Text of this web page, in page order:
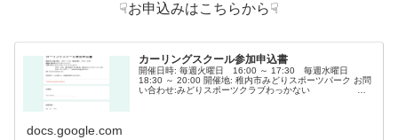
☟お申込みはこちらから☟
カーリングスクール参加申込書
開催日時: 毎週火曜日 16:00 ～ 17:30 毎週水曜日
18:30 ～ 20:00 開催地: 稚内市みどりスポーツパーク お問
い合わせ:みどりスポーツクラブわっかない
docs.google.com